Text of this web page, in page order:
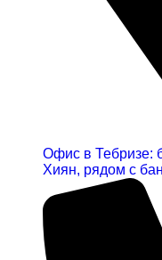
Офис в Тебризе:
Хиян, рядом с